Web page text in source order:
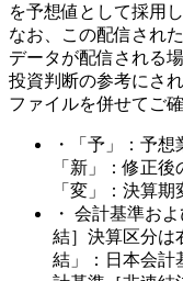
を予想値として採用
なお、この配信され
データが配信される
投資判断の参考にさ
ファイルを併せてご
・「予」：予
「新」：修正
「変」：決算期
・ 会計基準お
結］決算区分は
結」：日本会計